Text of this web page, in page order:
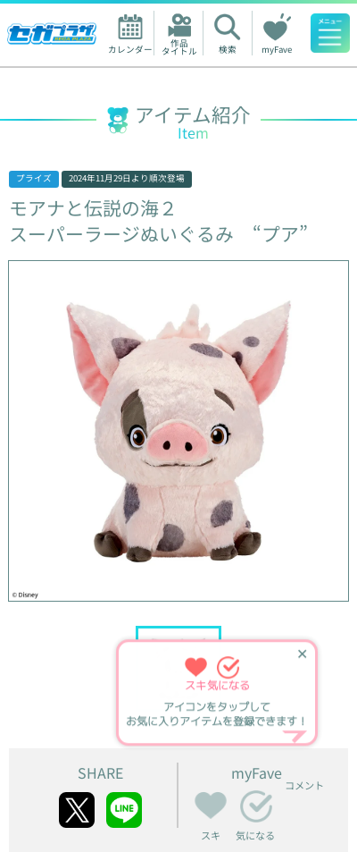
カレンダー 作品
タイトル 検索 myFave
人気ワード
アイテム紹介
Item
プライズ 2024年11月29日 より順次登場
モアナと伝説の海２
スーパーラージぬいぐるみ
“プア”
✕
スキ気になる
アイコンをタップして
お気に入りアイテムを登録できます！
SHARE myFave
スキ 気になる
コメント